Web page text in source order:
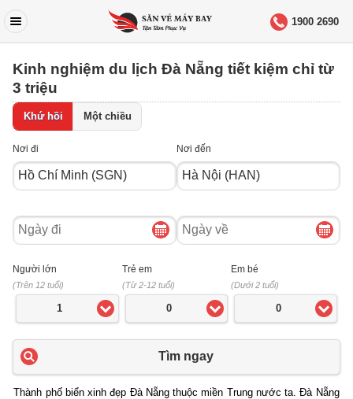
1900 2690
Kinh nghiệm du lịch Đà Nẵng tiết kiệm chỉ từ
3 triệu
Khứ hồi Một chiều
Nơi đi Nơi đến
Ngày
đi
Ngày
về
Người lớn
(Trên 12 tuổi)
1
Trẻ em
(Từ 2-12 tuổi)
0
Em bé
(Dưới 2 tuổi)
0
Tìm ngay
Thành phố biển xinh đẹp Đà Nẵng thuộc miền Trung nước ta. Đà Nẵng